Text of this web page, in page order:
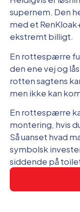
supernem. Den
med et
ekstremt billigt.
En rottespærre
den ene vej og
rotten sagtens
men ikke kan
En rottespærre
montering, hvis
Så uanset hvad
symbolsk
siddende på